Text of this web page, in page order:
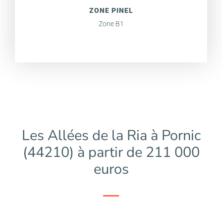
ZONE PINEL
Zone B1
Les Allées de la Ria à Pornic
(44210) à partir de 211 000
euros